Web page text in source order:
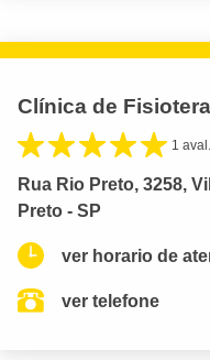
Clínica de
1 aval.
Rua Rio Preto, 3258,
Preto - SP
ver horario de
ver telefone